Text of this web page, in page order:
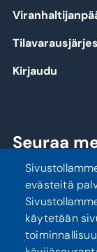
Kirjaudu
Seuraa
evästeitä
käytetään